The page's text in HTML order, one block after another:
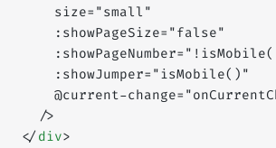
    size="small"
    :showPageSize="false"
    :showJumper="isMobile()"
@current-
  />
</div>